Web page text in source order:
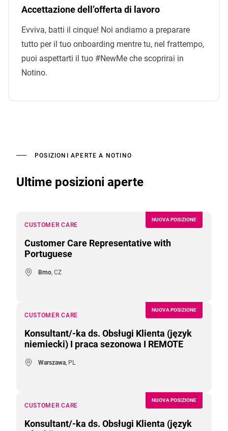
Accettazione dell’offerta di lavoro
Evviva, batti il cinque! Noi andiamo a preparare
tutto per il tuo onboarding mentre tu, nel frattempo,
puoi aspettarti il ​​tuo #NewMe che scoprirai in
Notino.
POSIZIONI APERTE A NOTINO
Ultime posizioni aperte
NUOVA POSIZIONE
CUSTOMER CARE
Customer Care Representative with
Portuguese
Brno, CZ
NUOVA POSIZIONE
CUSTOMER CARE
Konsultant/-ka ds. Obsługi Klienta (język
niemiecki) I praca sezonowa I REMOTE
Warszawa, PL
NUOVA POSIZIONE
CUSTOMER CARE
Konsultant/-ka ds. Obsługi Klienta (język